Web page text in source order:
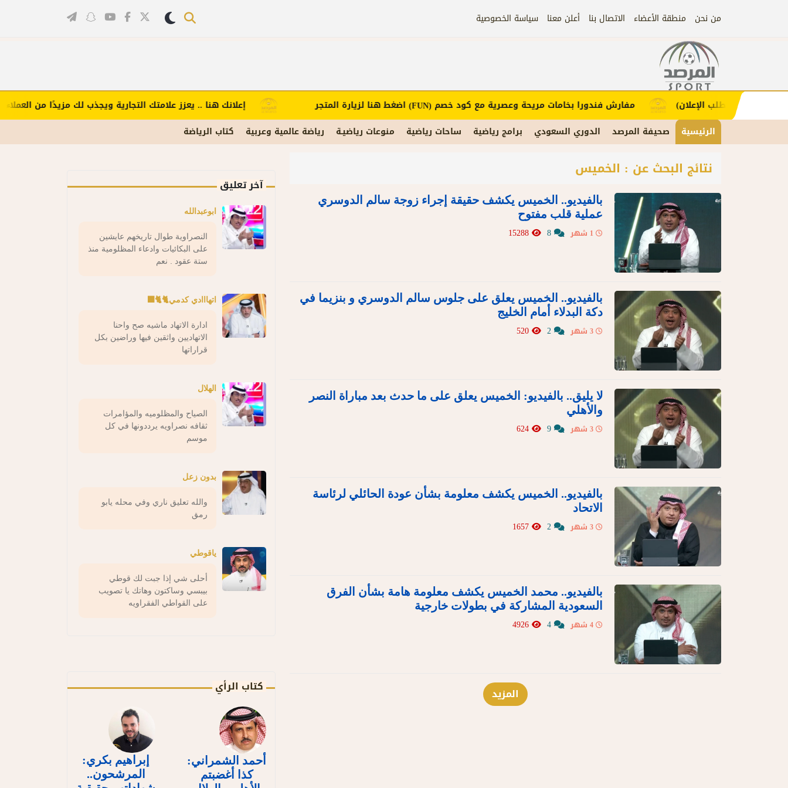
من نحن منطقة الأعضاء الاتصال بنا أعلن معنا سياسة الخصوصية
الرئيسية صحيفة المرصد الدوري السعودي برامج رياضية ساحات رياضية منوعات رياضيـة رياضة عالمية وعربية كتاب الرياضة
إعلانك هنا .. يعزز علامتك التجارية ويجذب لك مزيدًا من العملاء مفارش فندورا بخامات مريحة وعصرية مع كود خصم(FUN)اضغط هنا لزيارة المتجر (اضغط لطلب الإعلان)
نتائج البحث عن : الخميس
بالفيديو.. الخميس يكشف حقيقة إجراء زوجة سالم الدوسري
عملية قلب مفتوح
بالفيديو.. الخميس يعلق على جلوس سالم الدوسري و بنزيما في
دكة البدلاء أمام الخليج
لا يليق.. بالفيديو: الخميس يعلق على ما حدث بعد مباراة النصر
والأهلي
بالفيديو.. الخميس يكشف معلومة بشأن عودة الحائلي لرئاسة
الاتحاد
بالفيديو.. محمد الخميس يكشف معلومة هامة بشأن الفرق
السعودية المشاركة في بطولات خارجية
المزيد
آخر تعليق
ابوعبدالله
النصراوية طوال تاريخهم عايشين
على البكائيات وادعاء المظلومية منذ
ستة عقود . نعم
اتهااادي كدمي🐈🐈‍⬛
ادارة الاتهاد ماشيه صح واحنا
الاتهاديين واثقين فيها وراضين بكل
قراراتها
الهلال
الصياح والمظلوميه والمؤامرات
ثقافه نصراويه يرددونها في كل
موسم
بدون زعل
والله تعليق ناري وفي محله يابو
رمق
ياقوطي
أحلى شي إذا جبت لك قوطي
بيبسي وساكتون وهاتك يا تصويب
على القواطي الفقراويه
كتاب الرأي
أحمد الشمراني:
كذا أغضبتم
إبراهيم بكري:
المرشحون..